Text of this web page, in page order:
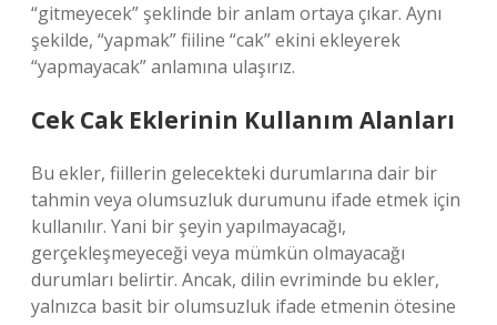
“gitmeyecek” şeklinde bir anlam ortaya çıkar. Aynı
şekilde, “yapmak” fiiline “cak” ekini ekleyerek
“yapmayacak” anlamına ulaşırız.
Cek Cak Eklerinin Kullanım Alanları
Bu ekler, fiillerin gelecekteki durumlarına dair bir
tahmin veya olumsuzluk durumunu ifade etmek için
kullanılır. Yani bir şeyin yapılmayacağı,
gerçekleşmeyeceği veya mümkün olmayacağı
durumları belirtir. Ancak, dilin evriminde bu ekler,
yalnızca basit bir olumsuzluk ifade etmenin ötesine